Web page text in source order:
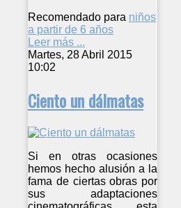
Recomendado para niños
a partir de 6 años
Leer más ...
Martes, 28 Abril 2015
10:02
Ciento un dálmatas
Si en otras ocasiones
hemos hecho alusión a la
fama de ciertas obras por
sus adaptaciones